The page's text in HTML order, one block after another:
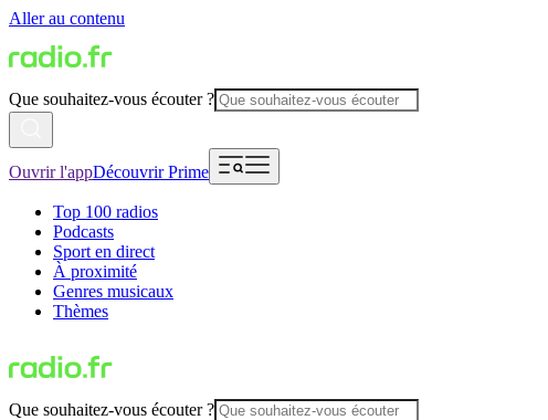
Aller au contenu
Que souhaitez-vous écouter ?
Ouvrir l'appDécouvrir Prime
Top 100 radios
Podcasts
Sport en direct
À proximité
Genres musicaux
Thèmes
Que souhaitez-vous écouter ?